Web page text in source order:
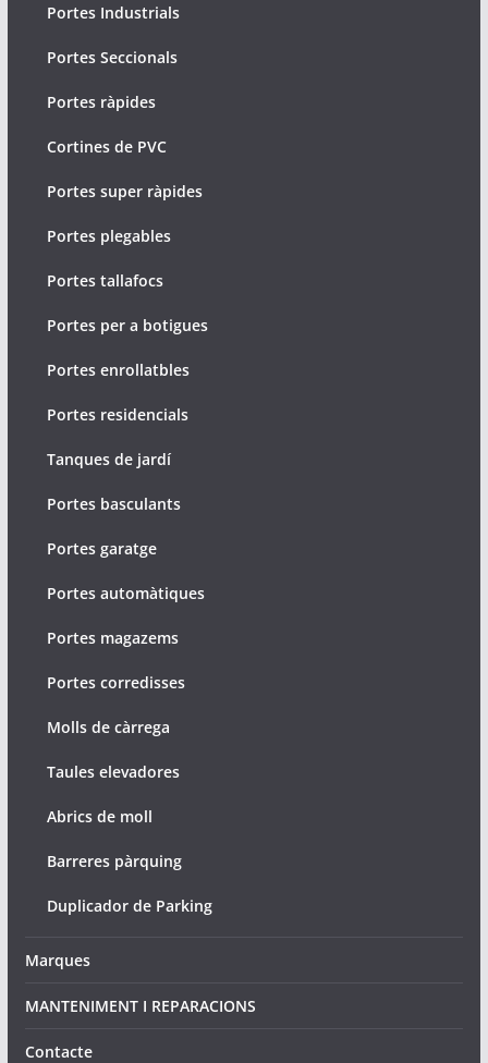
Portes Industrials
Portes Seccionals
Portes ràpides
Cortines de PVC
Portes super ràpides
Portes plegables
Portes tallafocs
Portes per a botigues
Portes enrollatbles
Portes residencials
Tanques de jardí
Portes basculants
Portes garatge
Portes automàtiques
Portes magazems
Portes corredisses
Molls de càrrega
Taules elevadores
Abrics de moll
Barreres pàrquing
Duplicador de Parking
Marques
MANTENIMENT I REPARACIONS
Contacte